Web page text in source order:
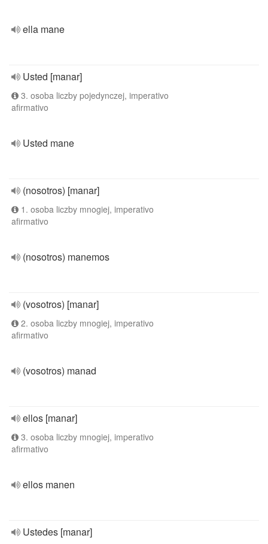
ella mane
Usted [manar]
3. osoba liczby pojedynczej, imperativo
afirmativo
Usted mane
(nosotros) [manar]
1. osoba liczby mnogiej, imperativo
afirmativo
(nosotros) manemos
(vosotros) [manar]
2. osoba liczby mnogiej, imperativo
afirmativo
(vosotros) manad
ellos [manar]
3. osoba liczby mnogiej, imperativo
afirmativo
ellos manen
Ustedes [manar]